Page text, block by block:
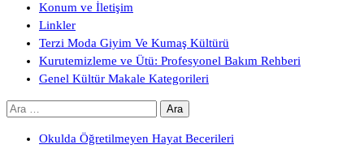
Konum ve İletişim
Linkler
Terzi Moda Giyim Ve Kumaş Kültürü
Kurutemizleme ve Ütü: Profesyonel Bakım Rehberi
Genel Kültür Makale Kategorileri
Arama:
Okulda Öğretilmeyen Hayat Becerileri